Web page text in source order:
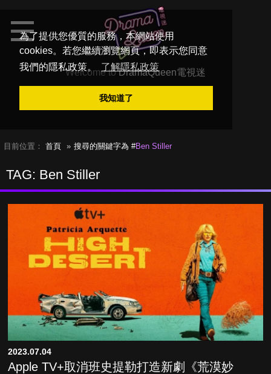
為了提供您優質的服務，本網站使用
cookies。若您繼續瀏覽網頁，即表示您同意
我們的隱私政策。
了解隱私政策
我知道了
Welcome toDramaQueen電視迷
目前位置： 首頁 搜尋的關鍵字為 #Ben Stiller
TAG: Ben Stiller
2023.07.04
Apple TV+取消班史提勒打造新劇《荒漠妙